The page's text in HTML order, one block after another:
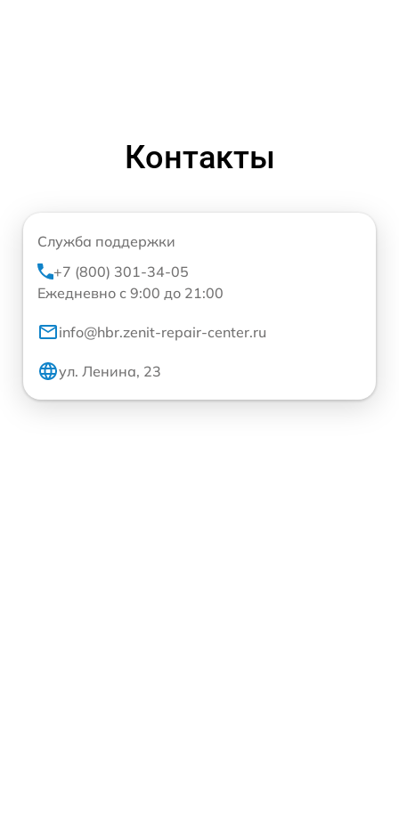
Контакты
Служба поддержки
+7 (800) 301-34-05
Ежедневно с 9:00 до 21:00
info@hbr.zenit-repair-center.ru
ул. Ленина, 23